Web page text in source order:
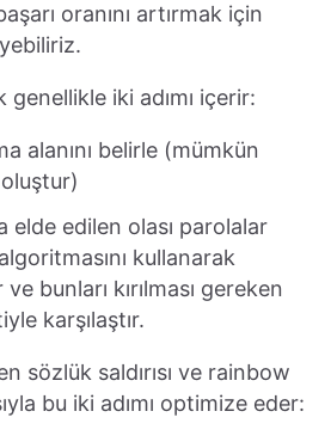
oranını artırmak için
genellikle iki adımı içerir:
alanını belirle (mümkün
elde edilen olası parolalar
kullanarak
bunları kırılması gereken
karşılaştır.
sözlük saldırısı ve rainbow
bu iki adımı optimize eder: